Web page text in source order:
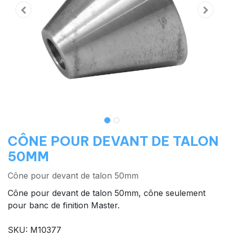
CÔNE POUR DEVANT DE TALON
50MM
Cône pour devant de talon 50mm
Cône pour devant de talon 50mm, cône seulement
pour banc de finition Master.
SKU: M10377